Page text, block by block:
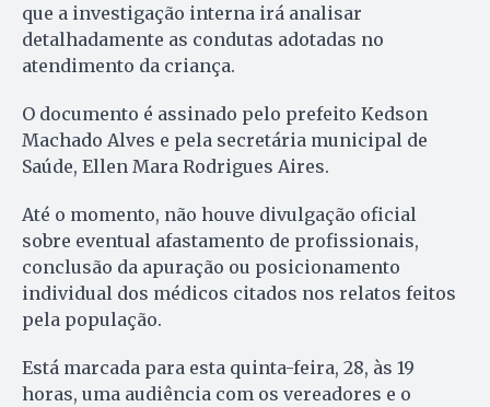
que a investigação interna irá analisar
detalhadamente as condutas adotadas no
atendimento da criança.
O documento é assinado pelo prefeito Kedson
Machado Alves e pela secretária municipal de
Saúde, Ellen Mara Rodrigues Aires.
Até o momento, não houve divulgação oficial
sobre eventual afastamento de profissionais,
conclusão da apuração ou posicionamento
individual dos médicos citados nos relatos feitos
pela população.
Está marcada para esta quinta-feira, 28, às 19
horas, uma audiência com os vereadores e o